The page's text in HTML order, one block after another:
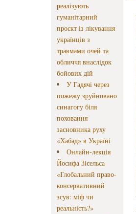
реалізують
гуманітарний
проєкт із лікування
українців з
травмами очей та
обличчя внаслідок
бойових дій
У Гадячі через
пожежу зруйновано
синагогу біля
поховання
засновника руху
«Хабад» в Україні
Онлайн-лекція
Йосифа Зісельса
«Глобальний право-
консервативний
зсув: міф чи
реальність?»